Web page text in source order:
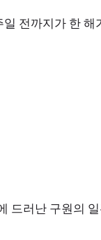
전까지가 한 해
드러난 구원의